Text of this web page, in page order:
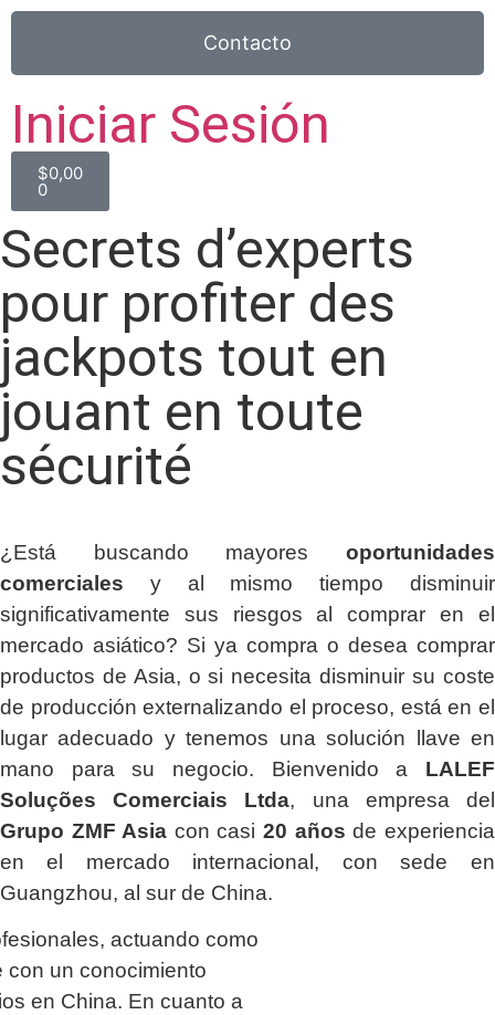
Contacto
Iniciar Sesión
$0,00
0
Secrets d’experts
pour profiter des
jackpots tout en
jouant en toute
sécurité
¿Está buscando mayores oportunidades
comerciales y al mismo tiempo disminuir
significativamente sus riesgos al comprar en el
mercado asiático? Si ya compra o desea comprar
productos de Asia, o si necesita disminuir su coste
de producción externalizando el proceso, está en el
lugar adecuado y tenemos una solución llave en
mano para su negocio. Bienvenido a LALEF
Soluções Comerciais Ltda, una empresa del
Grupo ZMF Asia con casi20 años de experiencia
en el mercado internacional, con sede en
Guangzhou, al sur de China.
actuando como
con un conocimiento
en China. En cuanto a